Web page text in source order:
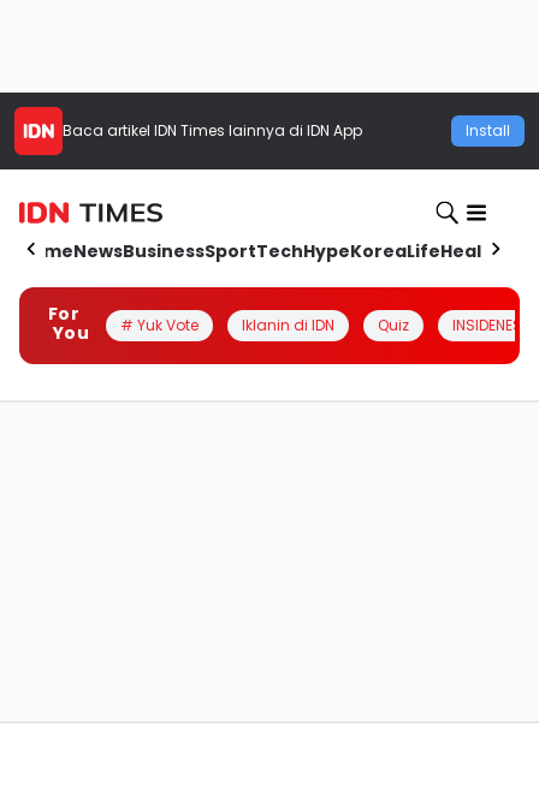
Baca artikel IDN Times lainnya di IDN App Install
HomeNewsBusinessSportTechHypeKoreaLifeHealth
For
You
# Yuk Vote Iklanin di IDN Quiz INSIDENESIA